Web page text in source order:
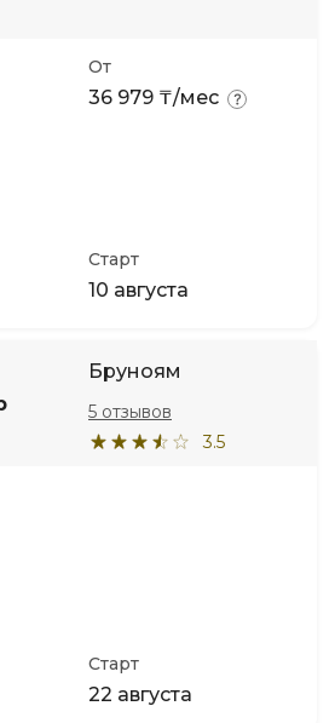
От
36 979 ₸/мес
Старт
10 августа
Бруноям
3.5
5 отзывов
Старт
22 августа